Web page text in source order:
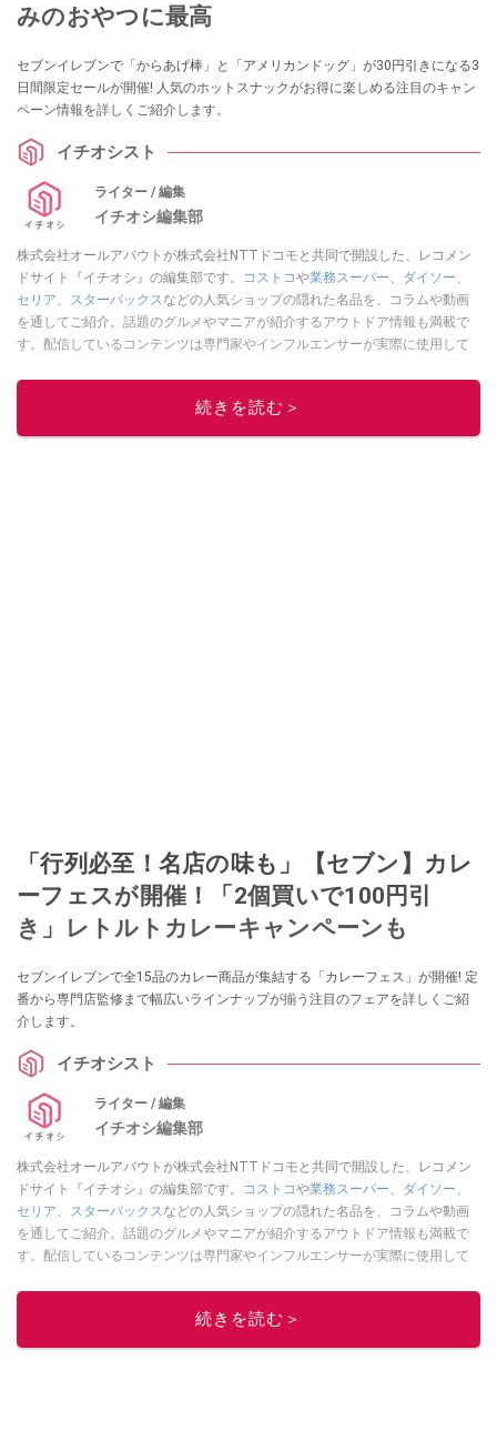
みのおやつに最高
セブンイレブンで「からあげ棒」と「アメリカンドッグ」が30円引きになる3
日間限定セールが開催! 人気のホットスナックがお得に楽しめる注目のキャン
ペーン情報を詳しくご紹介します。
イチオシスト
ライター / 編集
イチオシ編集部
株式会社オールアバウトが株式会社NTTドコモと共同で開設した、レコメン
ドサイト『イチオシ』の編集部です。
コストコや業務スーパー、 ダイソー、
セリア、 スターバックスなどの人気ショップの隠れた名品を、コラムや動画
を通してご紹介。話題のグルメやマニアが紹介するアウトドア情報も満載で
す。配信しているコンテンツは専門家やインフルエンサーが実際に使用して
ニュースでフォロー
続きを読む＞
「行列必至！名店の味も」【セブン】カレ
ーフェスが開催！「2個買いで100円引
き」レトルトカレーキャンペーンも
セブンイレブンで全15品のカレー商品が集結する「カレーフェス」が開催! 定
番から専門店監修まで幅広いラインナップが揃う注目のフェアを詳しくご紹
介します。
イチオシスト
ライター / 編集
イチオシ編集部
株式会社オールアバウトが株式会社NTTドコモと共同で開設した、レコメン
ドサイト『イチオシ』の編集部です。
コストコや業務スーパー、 ダイソー、
セリア、 スターバックスなどの人気ショップの隠れた名品を、コラムや動画
を通してご紹介。話題のグルメやマニアが紹介するアウトドア情報も満載で
す。配信しているコンテンツは専門家やインフルエンサーが実際に使用して
ニュースでフォロー
続きを読む＞